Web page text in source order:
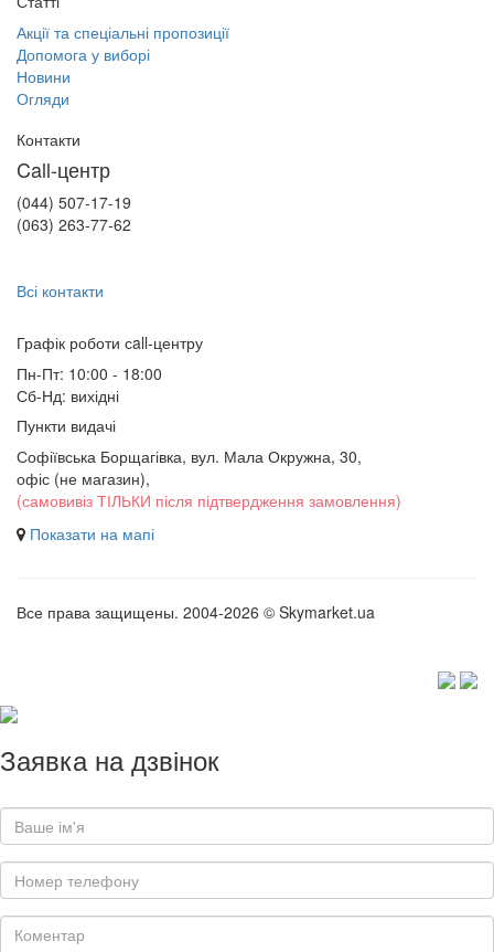
Акції та спеціальні пропозиції
Допомога у виборі
Новини
Огляди
Контакти
Call-центр
(044) 507-17-19
(063) 263-77-62
Всі контакти
Графік роботи сall-центру
Пн-Пт: 10:00 - 18:00
Сб-Нд: вихідні
Пункти видачі
Софіївська Борщагівка, вул. Мала Окружна, 30,
офіс (не магазин),
(самовивіз ТІЛЬКИ після підтвердження замовлення)
Показати на мапі
Все права защищены. 2004-2026 © Skymarket.ua
Заявка на дзвінок